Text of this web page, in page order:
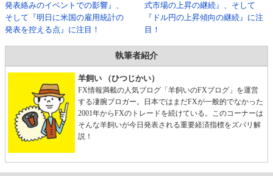
発表絡みのイベントでの影響』、
そして『明日に米国の雇用統計の
発表を控える点』に注目！
式市場の上昇の継続』、そして
『ドル円の上昇傾向の継続』に注
目！
執筆者紹介
羊飼い （ひつじかい）
FX情報満載の人気ブログ「羊飼いのFXブログ」を運営
する凄腕ブロガー。日本ではまだFXが一般的でなかった
2001年からFXのトレードを続けている。このコーナーは
そんな羊飼いが今日発表される重要経済指標をズバリ解
説！